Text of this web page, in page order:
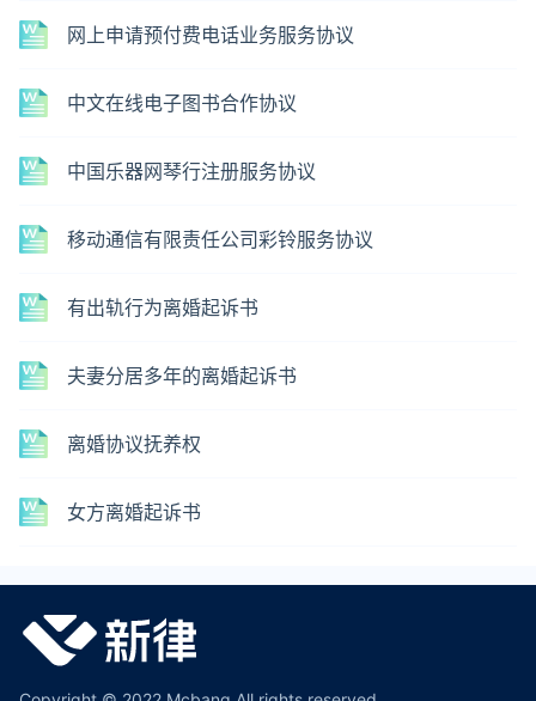
网上申请预付费电话业务服务协议
中文在线电子图书合作协议
中国乐器网琴行注册服务协议
移动通信有限责任公司彩铃服务协议
有出轨行为离婚起诉书
夫妻分居多年的离婚起诉书
离婚协议抚养权
女方离婚起诉书